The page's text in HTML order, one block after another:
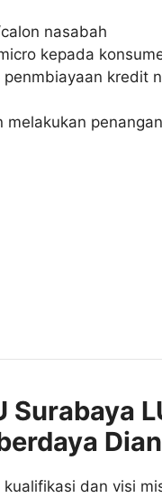
nasabah
kepada
kredit
Surabaya
dan visi